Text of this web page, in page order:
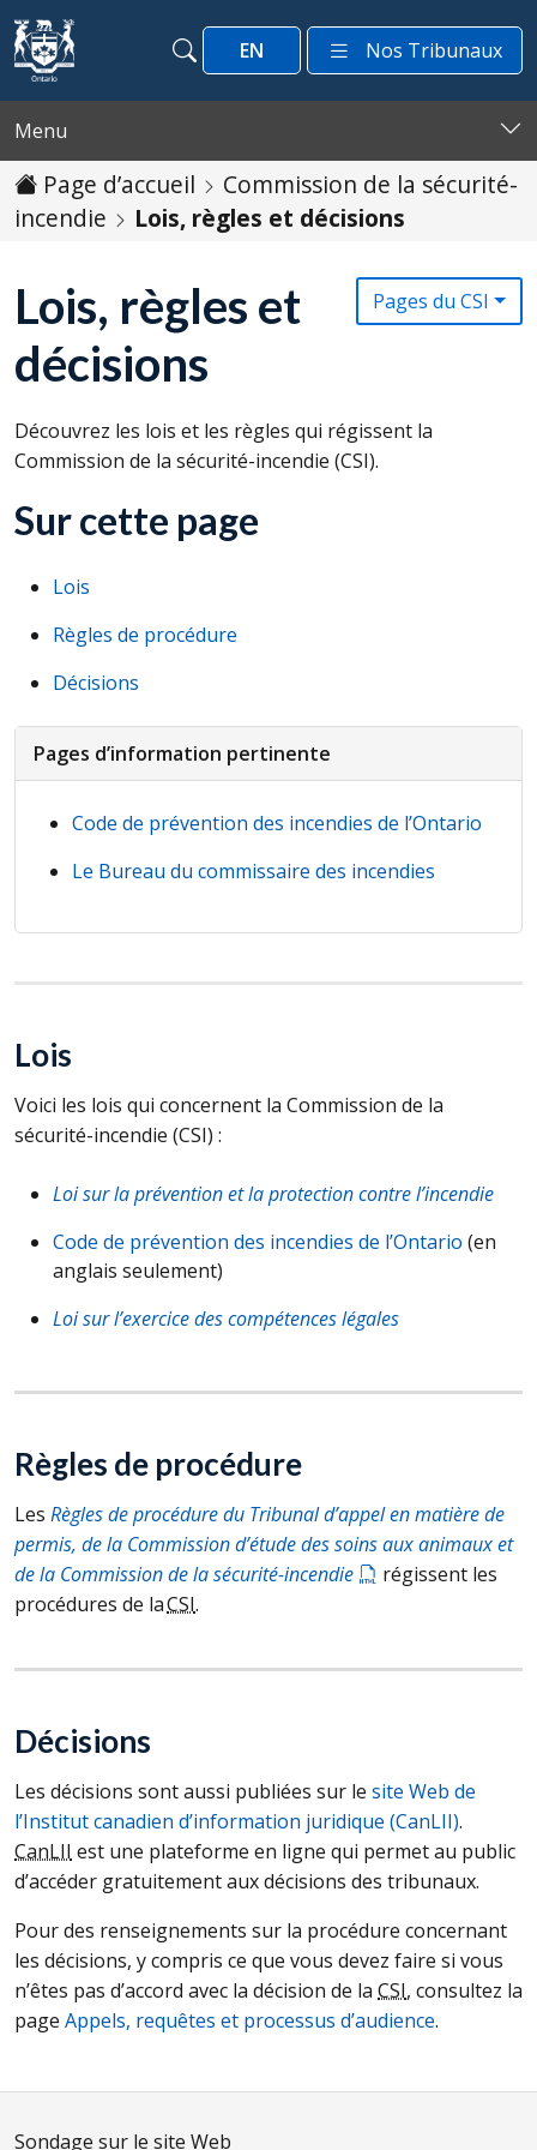
Passer au contenu
Recherche
Recherche
EN Nos Tribunaux
Menu
Page d’accueil
Commission de la sécurité-
incendie
Lois, règles et décisions
Lois, règles et
décisions
Pages du CSI
Découvrez les lois et les règles qui régissent la
Commission de la sécurité-incendie (CSI).
Sur cette page
Lois
Règles de procédure
Décisions
Pages d’information pertinente
Code de prévention des incendies de l’Ontario
Le Bureau du commissaire des incendies
Lois
Voici les lois qui concernent la Commission de la
sécurité-incendie (CSI) :
Loi sur la prévention et la protection contre l’incendie
Code de prévention des incendies de l’Ontario (en
anglais seulement)
Loi sur l’exercice des compétences légales
Règles de procédure
Les Règles de procédure du Tribunal d’appel en matière de
permis, de la Commission d’étude des soins aux animaux et
de la Commission de la sécurité-incendie
régissent les
procédures de laCSI.
Décisions
Les décisions sont aussi publiées sur le site Web de
l’Institut canadien d’information juridique (CanLII).
CanLII est une plateforme en ligne qui permet au public
d’accéder gratuitement aux décisions des tribunaux.
Pour des renseignements sur la procédure concernant
les décisions, y compris ce que vous devez faire si vous
n’êtes pas d’accord avec la décision de la CSI, consultez la
page Appels, requêtes et processus d’audience.
Sondage sur le site Web